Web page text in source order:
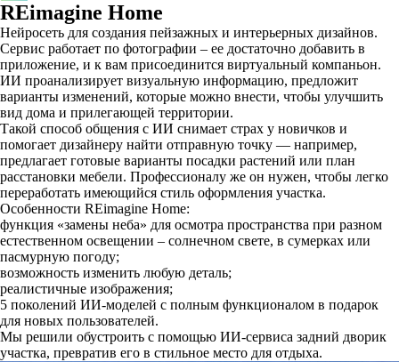
REimagine Home
Нейросеть для создания пейзажных и интерьерных дизайнов.
Сервис работает по фотографии – ее достаточно добавить в
приложение, и к вам присоединится виртуальный компаньон.
ИИ проанализирует визуальную информацию, предложит
варианты изменений, которые можно внести, чтобы улучшить
вид дома и прилегающей территории.
Такой способ общения с ИИ снимает страх у новичков и
помогает дизайнеру найти отправную точку — например,
предлагает готовые варианты посадки растений или план
расстановки мебели. Профессионалу же он нужен, чтобы легко
переработать имеющийся стиль оформления участка.
Особенности REimagine Home:
функция «замены неба» для осмотра пространства при разном
естественном освещении – солнечном свете, в сумерках или
пасмурную погоду;
возможность изменить любую деталь;
реалистичные изображения;
5 поколений ИИ-моделей с полным функционалом в подарок
для новых пользователей.
Мы решили обустроить с помощью ИИ-сервиса задний дворик
участка, превратив его в стильное место для отдыха.